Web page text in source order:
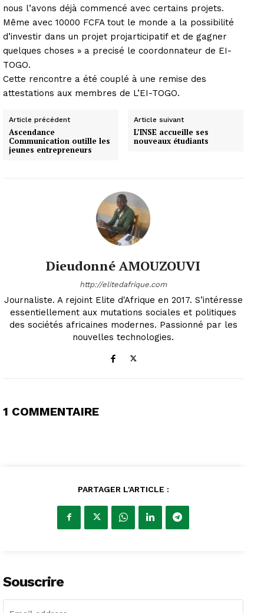
nous l’avons déjà commencé avec certains projets.
Même avec 10000 FCFA tout le monde a la possibilité
d’investir dans un projet projarticipatif et de gagner
quelques choses » a precisé le coordonnateur de EI-
TOGO.
Cette rencontre a été couplé à une remise des
attestations aux membres de L’EI-TOGO.
Article précédent
Ascendance
Communication outille les
jeunes entrepreneurs
Article suivant
L’INSE accueille ses
nouveaux étudiants
Dieudonné AMOUZOUVI
http://elitedafrique.com
Journaliste. A rejoint Elite d'Afrique en 2017. S’intéresse
essentiellement aux mutations sociales et politiques
des sociétés africaines modernes. Passionné par les
nouvelles technologies.
1 COMMENTAIRE
PARTAGER L'ARTICLE :
Souscrire